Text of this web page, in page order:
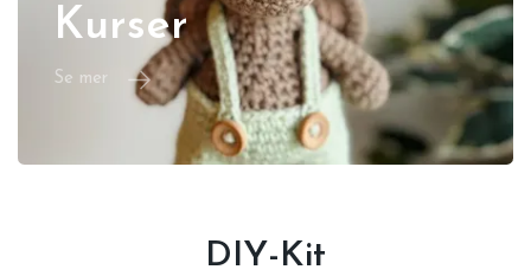
Kurser
Se mer
DIY-Kit